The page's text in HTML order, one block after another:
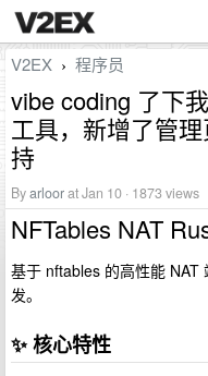
V2EX › 程序员
vibe coding 了下
工具，新增了管
持
Byarloorat Jan 10 · 1873 views
NFTables NAT
基于 nftables 的高性能 NAT
发。
✨ 核心特性